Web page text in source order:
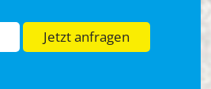
Jetzt anfragen